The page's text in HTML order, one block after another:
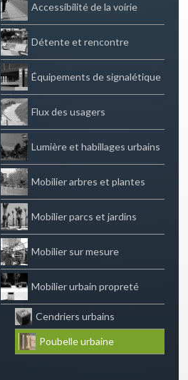
Accessibilité de la voirie
Détente et rencontre
Équipements de signalétique
Flux des usagers
Lumière et habillages urbains
Mobilier arbres et plantes
Mobilier parcs et jardins
Mobilier sur mesure
Mobilier urbain propreté
Cendriers urbains
Poubelle urbaine